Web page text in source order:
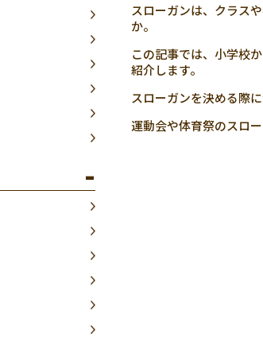
スローガンは、クラス
か。
この記事では、小学校
紹介します。
スローガンを決める際
運動会や体育祭のスロ